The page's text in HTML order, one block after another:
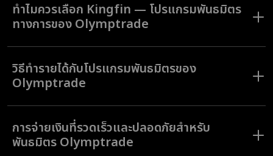
ทำไมควรเลือก Kingfin — โปรแกรมพันธมิตร
ทางการของ Olymptrade
Kingfin คือ โปรแกรมพันธมิตรทางการของ Olymptrade ที่ได้รับการ
ออกแบบมาเพื่อช่วยเหลือพันธมิตรให้ได้รับค่าคอมมิชชันสูงจากการโปรโมท
แพลตฟอร์มการเทรดที่น่าไว้วางใจ Kingfin รับรองว่าพันธมิตรสามารถทำราย
ได้ได้อย่างเต็มศักยภาพด้วยโมเดลค่าคอมมิชชันที่ยืดหยุ่น การวิเคราะห์แบบเรี
ยลไทม์ และการจ่ายเงินอย่างรวดเร็ว ไม่ว่าคุณจะเป็นนักการตลาดที่มาก
เอื้อให้คุณเติบโตและประสบความสำเร็จในแวดวงการเงิน
วิธีทำรายได้กับโปรแกรมพันธมิตรของ
Olymptrade
โปรแกรมพันธมิตรของ Olymptrade ให้คุณทำรายได้จากการเชิญชวนนัก
เทรดรายใหม่มายังแพลตฟอร์ม เพียงแค่ลงทะเบียนกับ Kingfin เลือกโมเดล
ค่าคอมมิชชันแบบ CPA หรือ RevShare และเริ่มโปรโมทโดยใช้เครื่องมือการ
ตลาดที่มีประสิทธิภาพสูง ด้วยหนึ่งในโปรแกรมพันธมิตรการเทรดที่ดีที่สุด
พันธมิตรสามารถรับส่วนแบ่งรายได้สูงสุด 80% ในขณะเดียวกันก็ได้ประโยชน์
การจ่ายเงินที่รวดเร็วและปลอดภัยสำหรับ
พันธมิตร Olymptrade